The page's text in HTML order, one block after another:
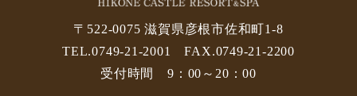
〒522-0075 滋賀県彦根市佐和町1-8
TEL.0749-21-2001 FAX.0749-21-2200
受付時間 9：00～20：00